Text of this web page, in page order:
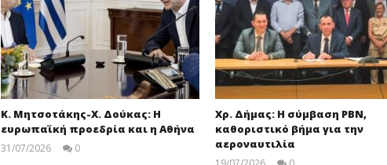
Κ. Μητσοτάκης-Χ. Δούκας: Η
ευρωπαϊκή προεδρία και η Αθήνα
31/07/2026
0
Χρ. Δήμας: Η σύμβαση PBN,
καθοριστικό βήμα για την
αεροναυτιλία